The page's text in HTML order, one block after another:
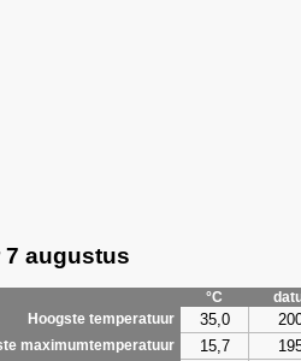
augustus
°C
Hoogste temperatuur
35,0
maximumtemperatuur 15,7